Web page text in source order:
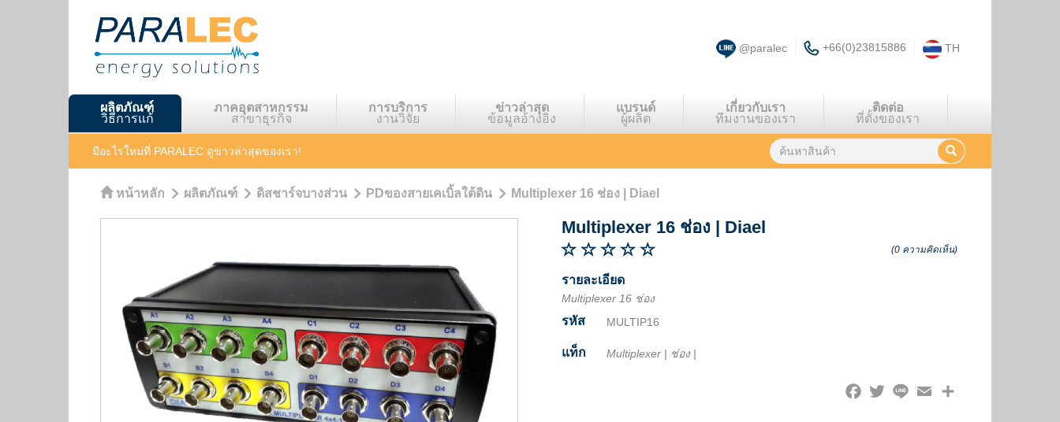
@paralec +66(0)23815886 TH
ผลิตภัณฑ์
วิธีการแก้
ภาคอุตสาหกรรม
สาขาธุรกิจ
การบริการ
งานวิจัย
ข่าวล่าสุด
ข้อมูลอ้างอิง
แบรนด์
ผู้ผลิต
เกี่ยวกับเรา
ทีมงานของเรา
ติดต่อ
ที่ตั้งของเรา
มีอะไรใหม่ที่ PARALEC ดูข่าวล่าสุดของเรา!
หน้าหลัก ผลิตภัณฑ์ ดิสชาร์จบางส่วน PDของสายเคเบิ้ลใต้ดิน Multiplexer 16 ช่อง | Diael
Multiplexer 16 ช่อง | Diael
(0 ความคิดเห็น)
รายละเอียด
Multiplexer 16 ช่อง
รหัส MULTIP16
แท็ก Multiplexer | ช่อง|